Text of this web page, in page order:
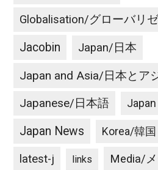
Globalisation/グローバリ
Jacobin Japan/日本
Japan and Asia/日本とア
Japanese/日本語
Japan News Korea/韓国
latest-j links Media/